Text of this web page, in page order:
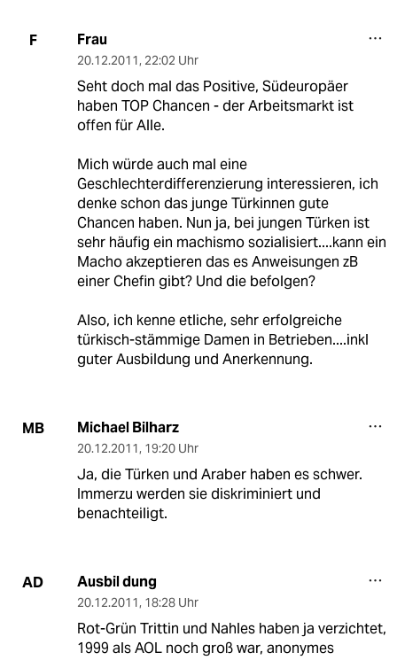
F Frau
20.12.2011, 22:02 Uhr
Seht doch mal das Positive, Südeuropäer
haben TOP Chancen - der Arbeitsmarkt ist
offen für Alle.
Mich würde auch mal eine
Geschlechterdifferenzierung interessieren, ich
denke schon das junge Türkinnen gute
Chancen haben. Nun ja, bei jungen Türken ist
sehr häufig ein machismo sozialisiert....kann ein
Macho akzeptieren das es Anweisungen zB
einer Chefin gibt? Und die befolgen?
Also, ich kenne etliche, sehr erfolgreiche
türkisch-stämmige Damen in Betrieben....inkl
guter Ausbildung und Anerkennung.
MB Michael Bilharz
20.12.2011, 19:20 Uhr
Ja, die Türken und Araber haben es schwer.
Immerzu werden sie diskriminiert und
benachteiligt.
AD Ausbil dung
20.12.2011, 18:28 Uhr
Rot-Grün Trittin und Nahles haben ja verzichtet,
1999 als AOL noch groß war, anonymes